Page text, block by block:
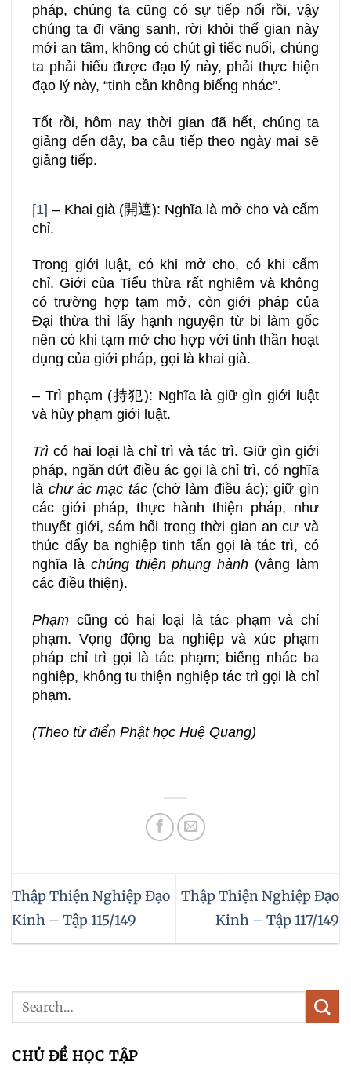
pháp, chúng ta cũng có sự tiếp nối rồi, vậy
chúng ta đi vãng sanh, rời khỏi thế gian này
mới an tâm, không có chút gì tiếc nuối, chúng
ta phải hiểu được đạo lý này, phải thực hiện
đạo lý này, “tinh cần không biếng nhác”.
Tốt rồi, hôm nay thời gian đã hết, chúng ta
giảng đến đây, ba câu tiếp theo ngày mai sẽ
giảng tiếp.
[1] – Khai già (開遮): Nghĩa là mở cho và cấm
chỉ.
Trong giới luật, có khi mở cho, có khi cấm
chỉ. Giới của Tiểu thừa rất nghiêm và không
có trường hợp tạm mở, còn giới pháp của
Đại thừa thì lấy hạnh nguyện từ bi làm gốc
nên có khi tạm mở cho hợp với tinh thần hoạt
dụng của giới pháp, gọi là khai già.
– Trì phạm (持犯): Nghĩa là giữ gìn giới luật
và hủy phạm giới luật.
Trì có hai loại là chỉ trì và tác trì. Giữ gìn giới
pháp, ngăn dứt điều ác gọi là chỉ trì, có nghĩa
là chư ác mạc tác(chớ làm điều ác); giữ gìn
các giới pháp, thực hành thiện pháp, như
thuyết giới, sám hối trong thời gian an cư và
thúc đẩy ba nghiệp tinh tấn gọi là tác trì, có
nghĩa là chúng thiện phụng hành (vâng làm
các điều thiện).
Phạm cũng có hai loại là tác phạm và chỉ
phạm. Vọng động ba nghiệp và xúc phạm
pháp chỉ trì gọi là tác phạm; biếng nhác ba
nghiệp, không tu thiện nghiệp tác trì gọi là chỉ
phạm.
(Theo từ điển Phật học Huệ Quang)
Thập Thiện Nghiệp Đạo
Kinh – Tập 115/149
Thập Thiện Nghiệp Đạo
Kinh – Tập 117/149
CHỦ ĐỀ HỌC TẬP